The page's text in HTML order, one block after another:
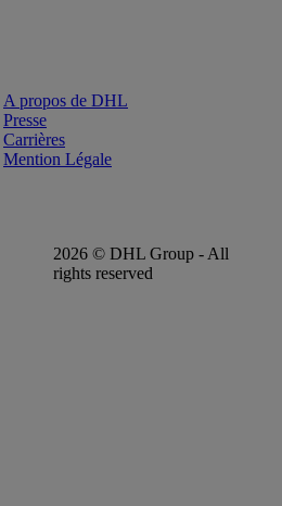
A propos de DHL
Presse
Carrières
Mention Légale
2026 © DHL Group - All
rights reserved